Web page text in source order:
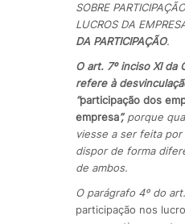
SOBRE
LUCROS DA
DA PARTICIPAÇÃO.
O art. 7º inciso XI da
refere à
“participação dos
empresa”,porque
viesse a ser feita
dispor de forma
de ambos.
O parágrafo 4º do
participação nos